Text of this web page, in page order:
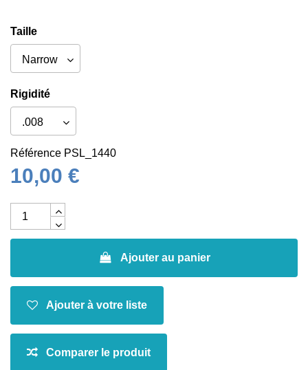
Taille
Rigidité
Référence PSL_1440
10,00 €
Ajouter au panier